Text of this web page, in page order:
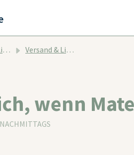
Versand & Lieferung
wenn